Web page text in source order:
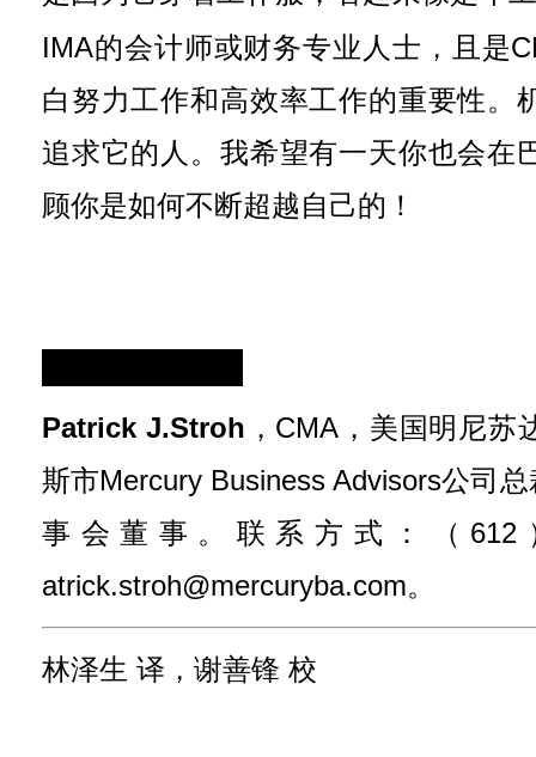
IMA的会计师或财务专业人士，且是
白努力工作和高效率工作的重要性。
追求它的人。我希望有一天你也会在
顾你是如何不断超越自己的！
Patrick J.Stroh ，CMA，美国明尼苏
斯市Mercury Business Advisors公司
事会董事。联系方式：（612
atrick.stroh@mercuryba.com。
林泽生 译，谢善锋 校